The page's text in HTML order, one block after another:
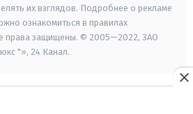
их взглядов. Подробнее о рекламе
ознакомиться в правилах
права защищены. © 2005—2022, ЗАО
"», 24 Канал.